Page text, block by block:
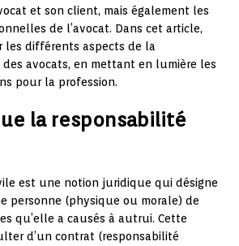
et son client, mais également les
de l’avocat. Dans cet article,
les différents aspects de la
avocats, en mettant en lumière les
pour la profession.
la responsabilité
est une notion juridique qui désigne
personne (physique ou morale) de
qu’elle a causés à autrui. Cette
d’un contrat (responsabilité